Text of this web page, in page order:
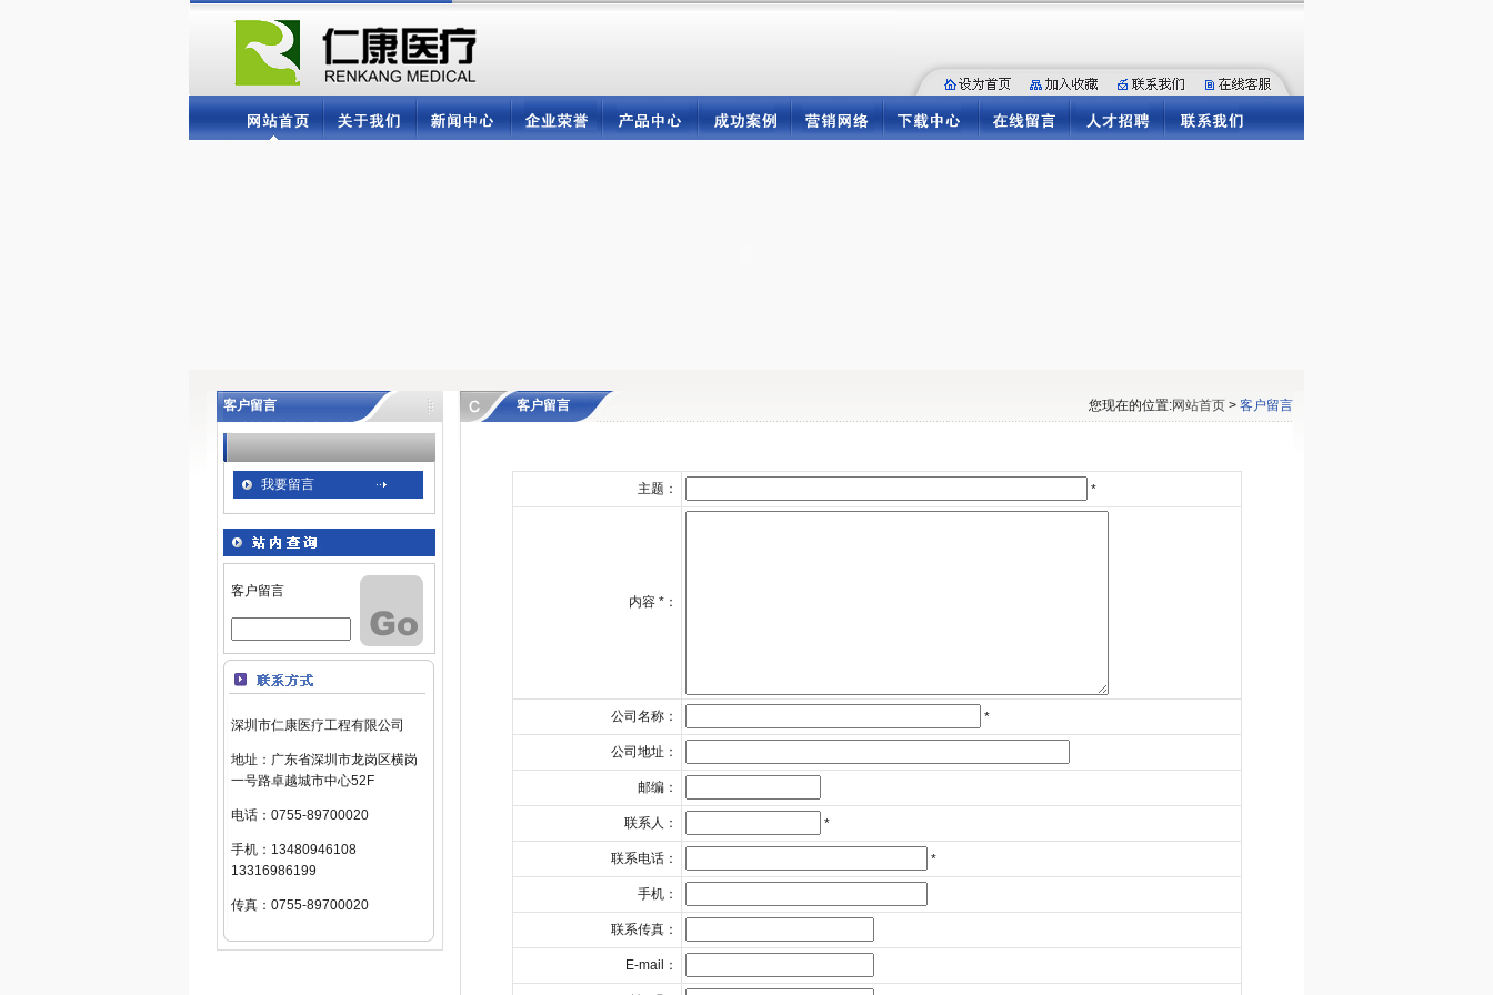
客户留言
我要留言
客户留言
深圳市仁康医疗工程有限公司
地址：广东省深圳市龙岗区横岗
一号路卓越城市中心52F
电话：0755-89700020
手机：13480946108
13316986199
传真：0755-89700020
客户留言 您现在的位置:网站首页 > 客户留言
主题： *
内容 *：
公司名称： *
公司地址：
邮编：
联系人： *
联系电话： *
手机：
联系传真：
E-mail：